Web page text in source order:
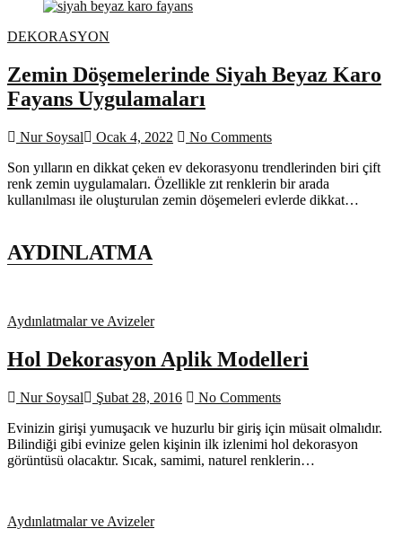
DEKORASYON
Zemin Döşemelerinde Siyah Beyaz Karo
Fayans Uygulamaları
Nur Soysal Ocak 4, 2022
No Comments
Son yılların en dikkat çeken ev dekorasyonu trendlerinden biri çift
renk zemin uygulamaları. Özellikle zıt renklerin bir arada
kullanılması ile oluşturulan zemin döşemeleri evlerde dikkat…
AYDINLATMA
Aydınlatmalar ve Avizeler
Hol Dekorasyon Aplik Modelleri
Nur Soysal Şubat 28, 2016
No Comments
Evinizin girişi yumuşacık ve huzurlu bir giriş için müsait olmalıdır.
Bilindiği gibi evinize gelen kişinin ilk izlenimi hol dekorasyon
görüntüsü olacaktır. Sıcak, samimi, naturel renklerin…
Aydınlatmalar ve Avizeler